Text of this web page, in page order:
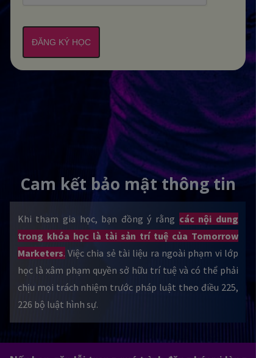
ĐĂNG KÝ HỌC
Khi tham gia học, bạn đồng ý rằng các nội dung
trong khóa học là tài sản trí tuệ của Tomorrow
Marketers. Việc chia sẻ tài liệu ra ngoài phạm vi lớp
học là xâm phạm quyền sở hữu trí tuệ và có thể phải
chịu mọi trách nhiệm trước pháp luật theo điều 225,
226 bộ luật hình sự.
Cam kết bảo mật thông tin